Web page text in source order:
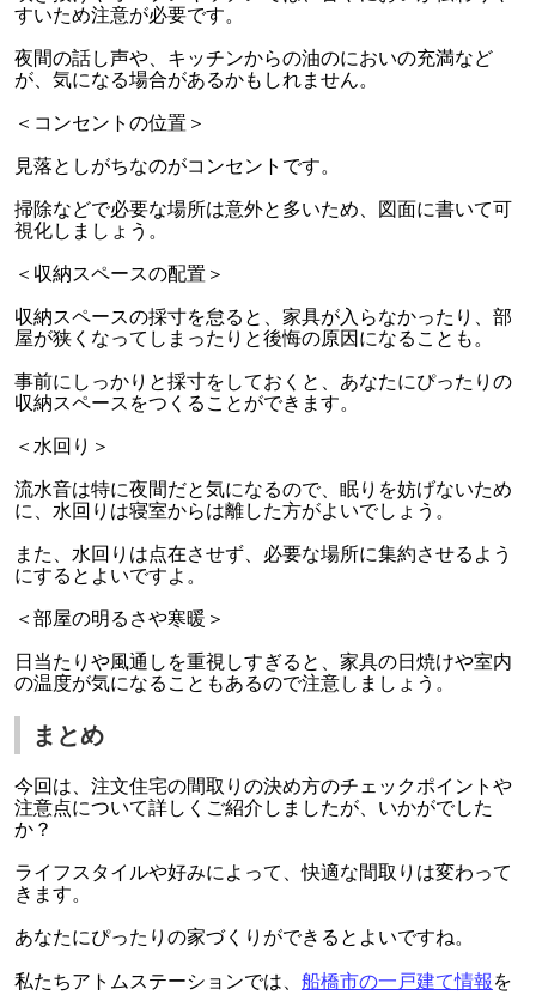
すいため注意が必要です。
夜間の話し声や、キッチンからの油のにおいの充満など
が、気になる場合があるかもしれません。
＜コンセントの位置＞
見落としがちなのがコンセントです。
掃除などで必要な場所は意外と多いため、図面に書いて可
視化しましょう。
＜収納スペースの配置＞
収納スペースの採寸を怠ると、家具が入らなかったり、部
屋が狭くなってしまったりと後悔の原因になることも。
事前にしっかりと採寸をしておくと、あなたにぴったりの
収納スペースをつくることができます。
＜水回り＞
流水音は特に夜間だと気になるので、眠りを妨げないため
に、水回りは寝室からは離した方がよいでしょう。
また、水回りは点在させず、必要な場所に集約させるよう
にするとよいですよ。
＜部屋の明るさや寒暖＞
日当たりや風通しを重視しすぎると、家具の日焼けや室内
の温度が気になることもあるので注意しましょう。
まとめ
今回は、注文住宅の間取りの決め方のチェックポイントや
注意点について詳しくご紹介しましたが、いかがでした
か？
ライフスタイルや好みによって、快適な間取りは変わって
きます。
あなたにぴったりの家づくりができるとよいですね。
私たちアトムステーションでは、 船橋市の一戸建て情報 を